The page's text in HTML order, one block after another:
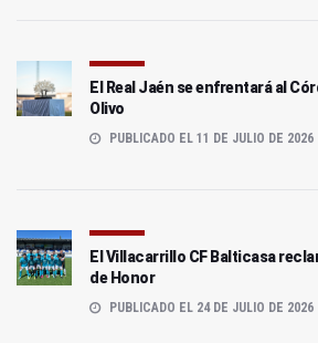
El Real Jaén se enfrentará al
Olivo
PUBLICADO EL 11 DE JULIO DE 2026
El Villacarrillo CF Balticasa
de Honor
PUBLICADO EL 24 DE JULIO DE 2026